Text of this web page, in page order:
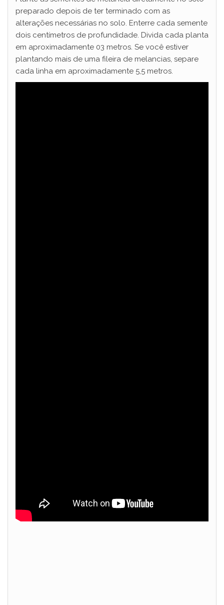
preparado depois de ter terminado com as
alterações necessárias no solo. Enterre cada semente
dois centímetros de profundidade. Divida cada planta
em aproximadamente 03 metros. Se você estiver
plantando mais de uma fileira de melancias, separe
cada linha em aproximadamente 5,5 metros.